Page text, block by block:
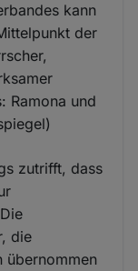
kann
der
Ramona und
zutrifft, dass
die
übernommen